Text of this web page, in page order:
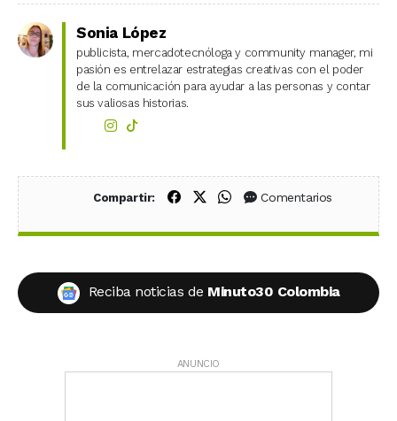
Sonia López
publicista, mercadotecnóloga y community manager, mi
pasión es entrelazar estrategias creativas con el poder
de la comunicación para ayudar a las personas y contar
sus valiosas historias.
Compartir: Compartir en Facebook
Compartir en X (Twitter)
Compartir en WhatsApp
Comentarios
Reciba noticias de Minuto30 Colombia
ANUNCIO